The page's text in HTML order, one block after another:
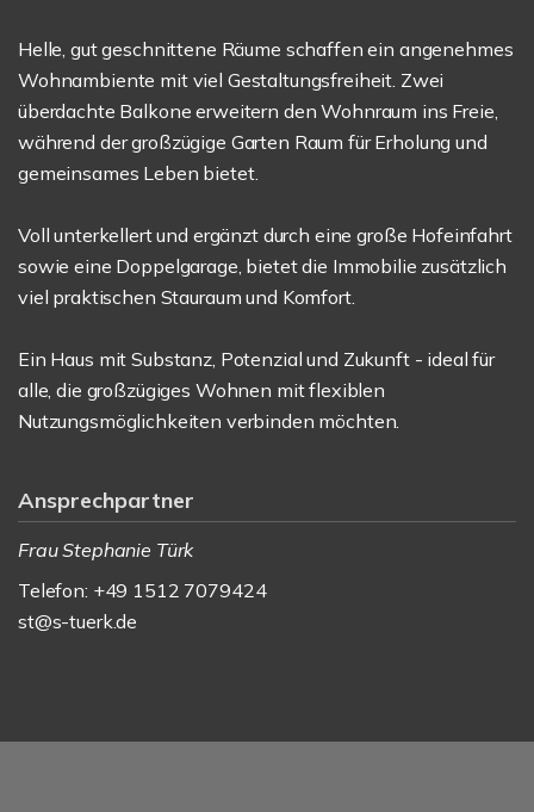
Helle, gut geschnittene Räume schaffen ein angenehmes
Wohnambiente mit viel Gestaltungsfreiheit. Zwei
überdachte Balkone erweitern den Wohnraum ins Freie,
während der großzügige Garten Raum für Erholung und
gemeinsames Leben bietet.
Voll unterkellert und ergänzt durch eine große Hofeinfahrt
sowie eine Doppelgarage, bietet die Immobilie zusätzlich
viel praktischen Stauraum und Komfort.
Ein Haus mit Substanz, Potenzial und Zukunft - ideal für
alle, die großzügiges Wohnen mit flexiblen
Nutzungsmöglichkeiten verbinden möchten.
Ansprechpartner
Frau Stephanie Türk
Telefon: +49 1512 7079424
st@s-tuerk.de